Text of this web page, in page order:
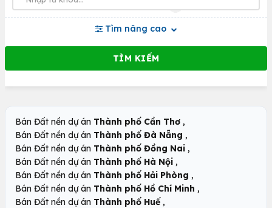
Tìm nâng cao
Bán Đất nền dự án Thành phố Cần Thơ ,
Bán Đất nền dự án Thành phố Đà Nẵng ,
Bán Đất nền dự án Thành phố Đồng Nai ,
Bán Đất nền dự án Thành phố Hà Nội ,
Bán Đất nền dự án Thành phố Hải Phòng ,
Bán Đất nền dự án Thành phố Hồ Chí Minh ,
Bán Đất nền dự án Thành phố Huế ,